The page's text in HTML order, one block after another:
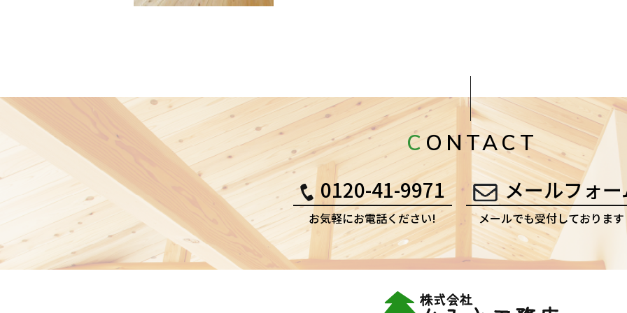
CONTACT
0120-41-9971
お気軽にお電話ください!
メールフォー
メールでも受付しております